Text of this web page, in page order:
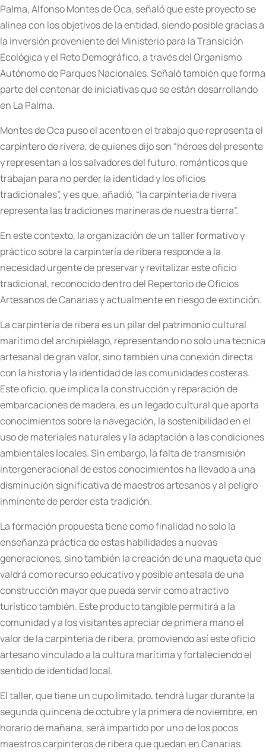
Palma, Alfonso Montes de Oca, señaló que este proyecto se
alinea con los objetivos de la entidad, siendo posible gracias a
la inversión proveniente del Ministerio para la Transición
Ecológica y el Reto Demográfico, a través del Organismo
Autónomo de Parques Nacionales. Señaló también que forma
parte del centenar de iniciativas que se están desarrollando
en La Palma.
Montes de Oca puso el acento en el trabajo que representa el
carpintero de rivera, de quienes dijo son “héroes del presente
y representan a los salvadores del futuro, románticos que
trabajan para no perder la identidad y los oficios
tradicionales”, y es que, añadió, “la carpintería de rivera
representa las tradiciones marineras de nuestra tierra”.
En este contexto, la organización de un taller formativo y
práctico sobre la carpintería de ribera responde a la
necesidad urgente de preservar y revitalizar este oficio
tradicional, reconocido dentro del Repertorio de Oficios
Artesanos de Canarias y actualmente en riesgo de extinción.
La carpintería de ribera es un pilar del patrimonio cultural
marítimo del archipiélago, representando no solo una técnica
artesanal de gran valor, sino también una conexión directa
con la historia y la identidad de las comunidades costeras.
Este oficio, que implica la construcción y reparación de
embarcaciones de madera, es un legado cultural que aporta
conocimientos sobre la navegación, la sostenibilidad en el
uso de materiales naturales y la adaptación a las condiciones
ambientales locales. Sin embargo, la falta de transmisión
intergeneracional de estos conocimientos ha llevado a una
disminución significativa de maestros artesanos y al peligro
inminente de perder esta tradición.
La formación propuesta tiene como finalidad no solo la
enseñanza práctica de estas habilidades a nuevas
generaciones, sino también la creación de una maqueta que
valdrá como recurso educativo y posible antesala de una
construcción mayor que pueda servir como atractivo
turístico también. Este producto tangible permitirá a la
comunidad y a los visitantes apreciar de primera mano el
valor de la carpintería de ribera, promoviendo así este oficio
artesano vinculado a la cultura marítima y fortaleciendo el
sentido de identidad local.
El taller, que tiene un cupo limitado, tendrá lugar durante la
segunda quincena de octubre y la primera de noviembre, en
horario de mañana, será impartido por uno de los pocos
maestros carpinteros de ribera que quedan en Canarias.